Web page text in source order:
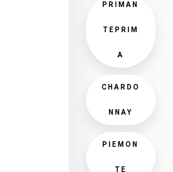
PRIMAN
TEPRIM
A
CHARDO
NNAY
PIEMON
TE